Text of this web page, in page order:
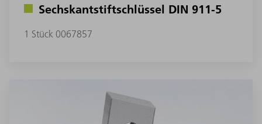
Sechskantstiftschlüssel DIN 911-5
1 Stück 0067857